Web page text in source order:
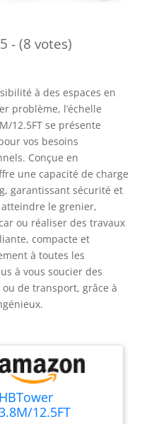
- (8 votes)
à des espaces en
problème, l’échelle
12.5FT se présente
vos besoins
Conçue en
une capacité de charge
garantissant sécurité et
le grenier,
ou réaliser des travaux
compacte et
à toutes les
à vous soucier des
de transport, grâce à
HBTower
12.5FT